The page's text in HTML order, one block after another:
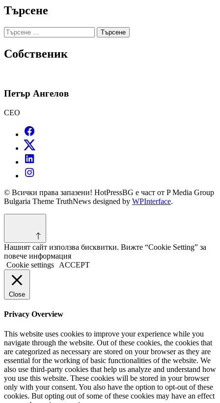
Търсене
Търсене
за:
Собственик
Петър Ангелов
CEO
© Всички права запазени! HotPressBG е част от P Media Group
Bulgaria Theme TruthNews designed by WPInterface.
Нашият сайт използва бисквитки. Вижте “Cookie Setting” за
повече информация
Cookie settings
ACCEPT
Close
Privacy Overview
This website uses cookies to improve your experience while you
navigate through the website. Out of these cookies, the cookies that
are categorized as necessary are stored on your browser as they are
essential for the working of basic functionalities of the website. We
also use third-party cookies that help us analyze and understand how
you use this website. These cookies will be stored in your browser
only with your consent. You also have the option to opt-out of these
cookies. But opting out of some of these cookies may have an effect